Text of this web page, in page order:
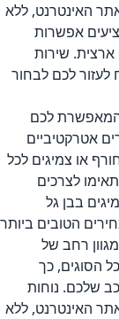
האינטרנט, ללא
אפשרות
בפריסה ארצית. שירות
לעזור לכם לבחור
המאפשרת לכם
אטרקטיביים
או צמיגים לכל
לצרכים
בבן גל
הטובים ביותר
רחב של
הסוגים, כך
שלכם. נוחות
האינטרנט, ללא